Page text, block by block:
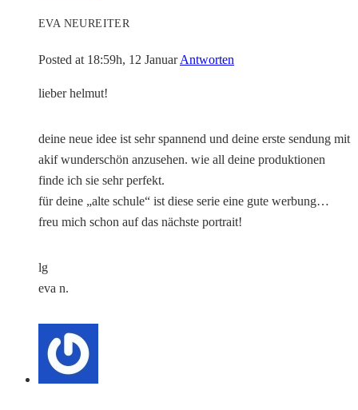
EVA NEUREITER
Posted at 18:59h, 12 Januar Antworten
lieber helmut!
deine neue idee ist sehr spannend und deine erste sendung mit
akif wunderschön anzusehen. wie all deine produktionen
finde ich sie sehr perfekt.
für deine „alte schule“ ist diese serie eine gute werbung…
freu mich schon auf das nächste portrait!
lg
eva n.